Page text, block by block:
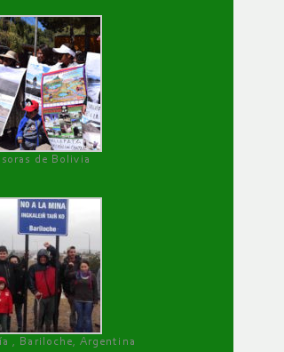
de Bolivia
, Bariloche, Argentina